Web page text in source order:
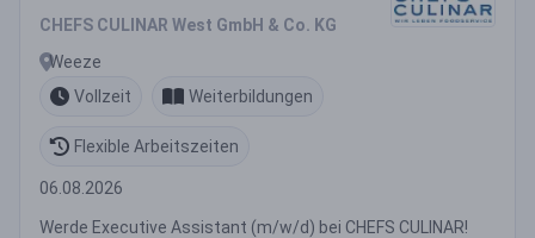
CHEFS CULINAR West GmbH & Co. KG
Weeze
Vollzeit
Weiterbildungen
Flexible Arbeitszeiten
06.08.2026
Werde Executive Assistant (m/w/d) bei CHEFS CULINAR!